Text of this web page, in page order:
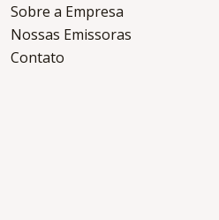
Sobre a Empresa
Nossas Emissoras
Contato